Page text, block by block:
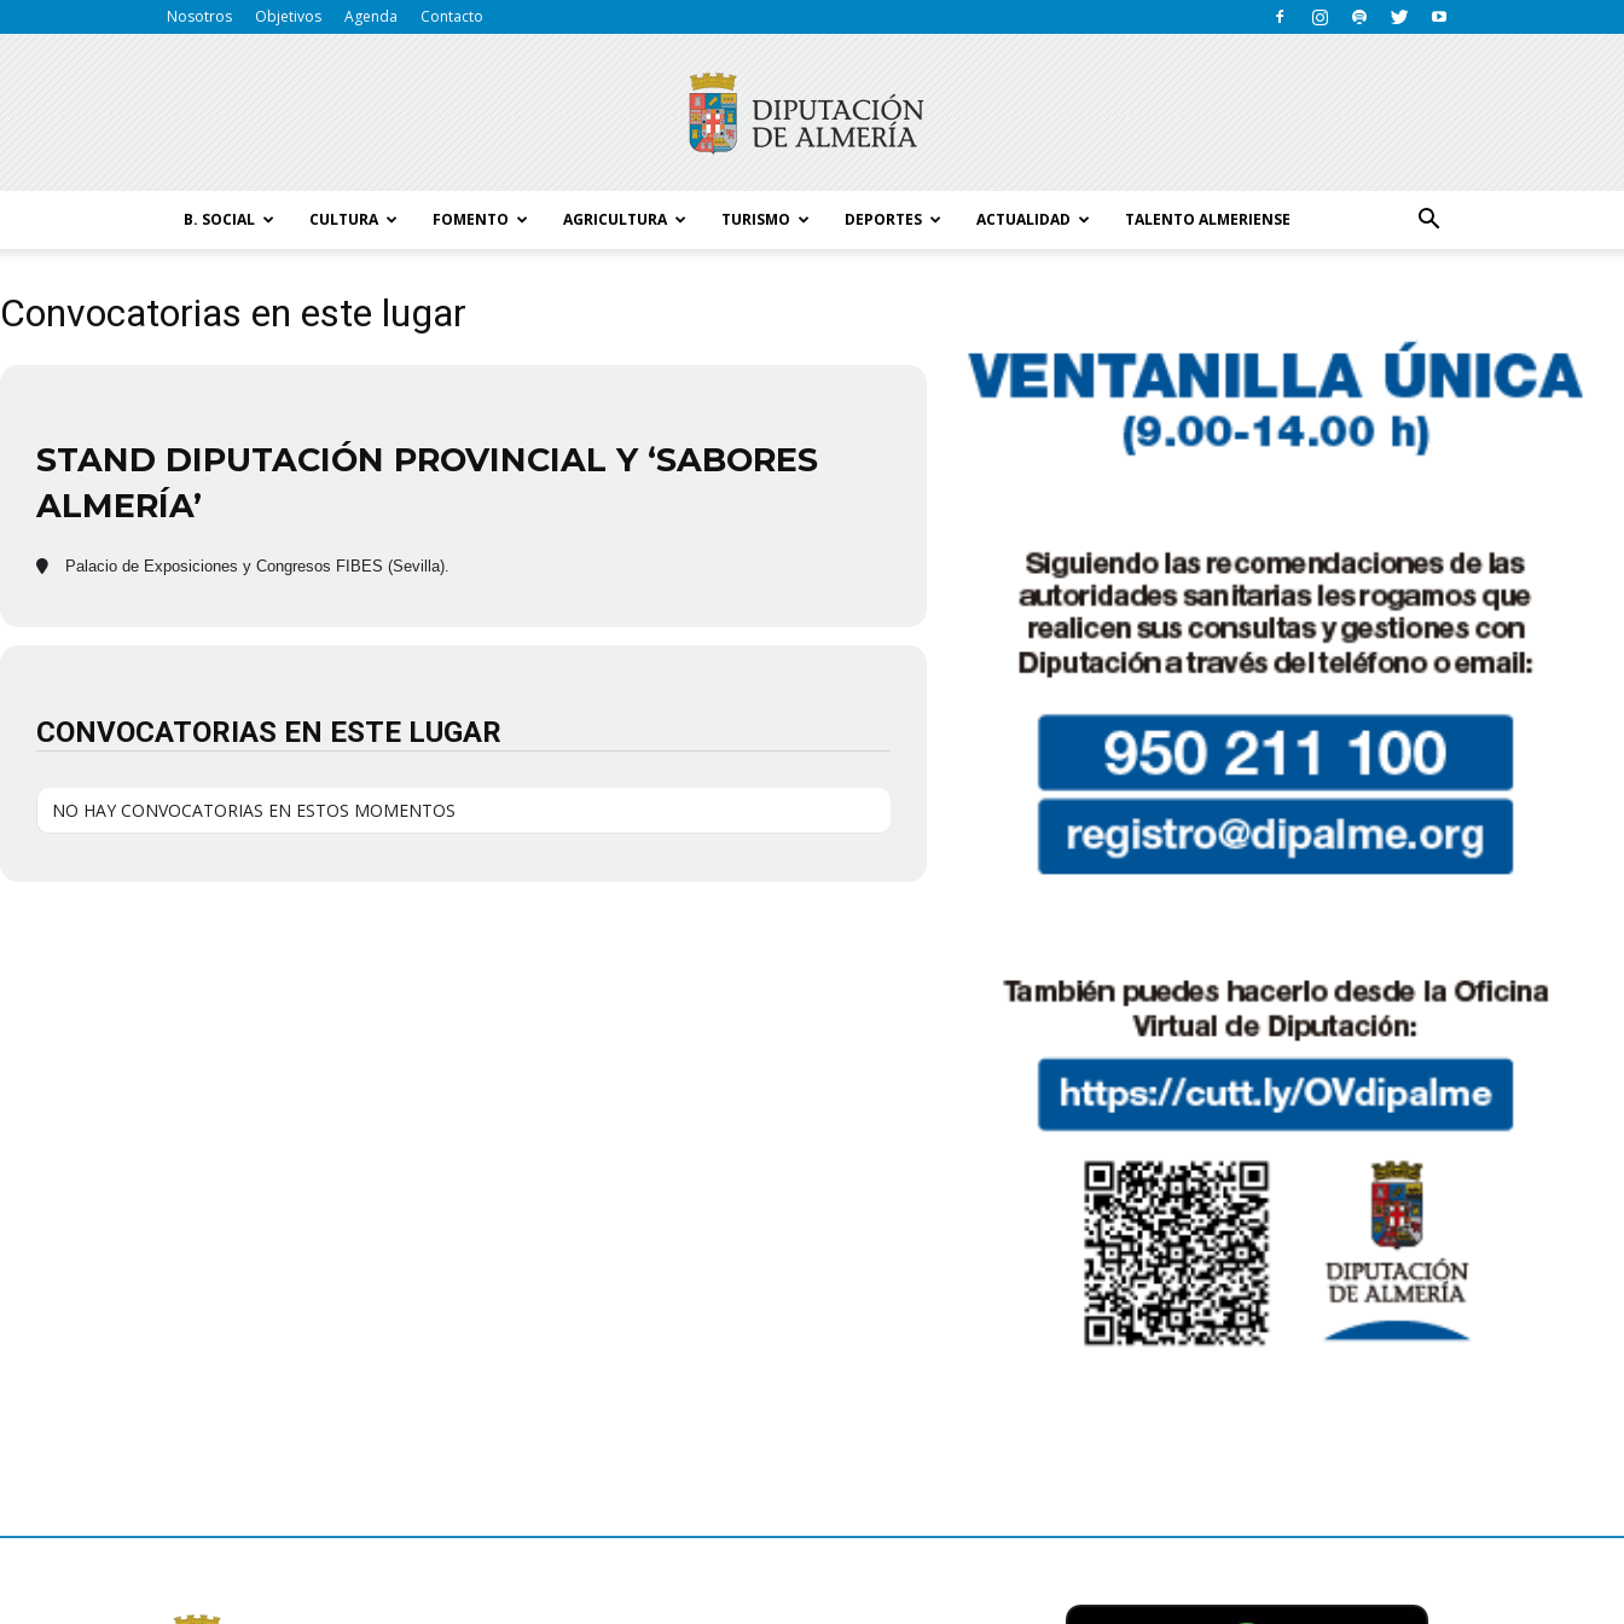
Nosotros Objetivos Agenda Contacto
B. SOCIAL CULTURA FOMENTO AGRICULTURA TURISMO DEPORTES ACTUALIDAD TALENTO ALMERIENSE
Convocatorias en este lugar
STAND DIPUTACIÓN PROVINCIAL Y ‘SABORES
ALMERÍA’
Palacio de Exposiciones y Congresos FIBES (Sevilla).
CONVOCATORIAS EN ESTE LUGAR
NO HAY CONVOCATORIAS EN ESTOS MOMENTOS